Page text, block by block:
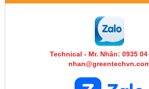
Technical - Mr. Nhân: 0935 04